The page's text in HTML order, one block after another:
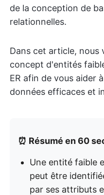
de la conception de
relationnelles.
Dans cet article, nous
concept d'entités
ER afin de vous aider
données efficaces et
⏰ Résumé en 60
Une entité faible
peut être
par ses attributs